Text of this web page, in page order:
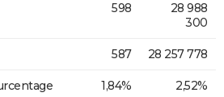
598
28 988
300
587 28 257 778
1,84% 2,52%